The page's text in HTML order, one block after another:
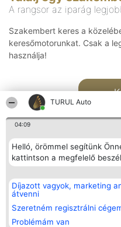
TURUL Auto
04:09
Helló, örömmel segítünk
kattintson a megfelelő
Díjazott vagyok, marketing
átvenni
Szeretném regisztrálni
Problémám van
A rangsor az iparág
Szakembert keres a
keresőmotorunkat. Csak a
használja!
Rangsorszervező
SC Beautiful Company S.R.L.
Bulevardul Aleea Timișul De
Sus Nr. 2, Bl. A30, Sc. A, Et.
4, Ap. 13
Bukarest 53-238